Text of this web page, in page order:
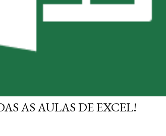
AS AULAS DE EXCEL!